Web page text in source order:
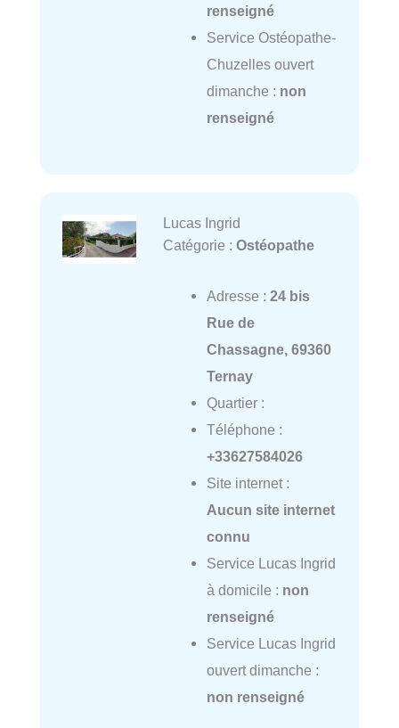
renseigné
Service Ostéopathe-
Chuzelles ouvert
dimanche : non
renseigné
Lucas Ingrid
Catégorie : Ostéopathe
Adresse : 24 bis
Rue de
Chassagne, 69360
Ternay
Quartier :
Téléphone :
+33627584026
Site internet :
Aucun site internet
connu
Service Lucas Ingrid
à domicile : non
renseigné
Service Lucas Ingrid
ouvert dimanche :
non renseigné